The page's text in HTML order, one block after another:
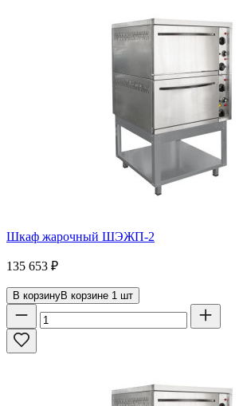
Шкаф жарочный ШЭЖП-2
135 653 ₽
В корзинуВ корзине 1 шт